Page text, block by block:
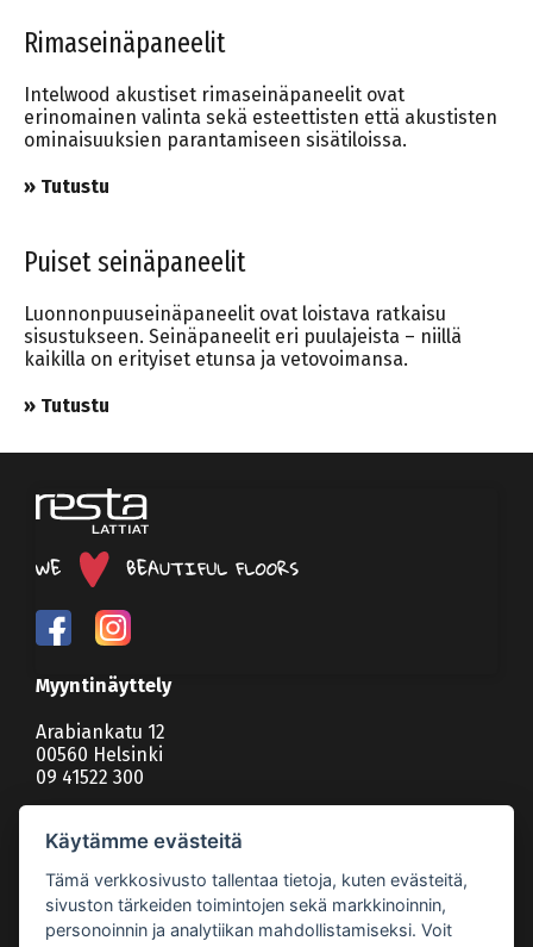
Rimaseinäpaneelit
Intelwood akustiset rimaseinäpaneelit ovat
erinomainen valinta sekä esteettisten että akustisten
ominaisuuksien parantamiseen sisätiloissa.
» Tutustu
Puiset seinäpaneelit
Luonnonpuuseinäpaneelit ovat loistava ratkaisu
sisustukseen. Seinäpaneelit eri puulajeista – niillä
kaikilla on erityiset etunsa ja vetovoimansa.
» Tutustu
Myyntinäyttely
Arabiankatu 12
00560 Helsinki
09 41522 300
Toimitusjohtaja, myynti
Jani Lehtovaara
040 591 0986
Myynti ja markkinointi
Käytämme evästeitä
Tämä verkkosivusto tallentaa tietoja, kuten evästeitä,
sivuston tärkeiden toimintojen sekä markkinoinnin,
personoinnin ja analytiikan mahdollistamiseksi. Voit